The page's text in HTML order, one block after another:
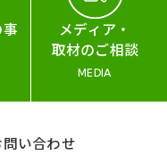
メディア・
取材のご相談
MEDIA
問い合わせ